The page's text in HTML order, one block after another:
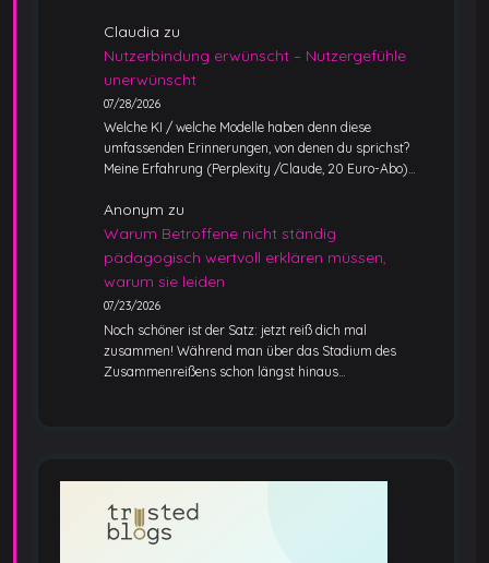
Claudia zu
Nutzerbindung erwünscht – Nutzergefühle
unerwünscht
07/28/2026
Welche KI / welche Modelle haben denn diese
umfassenden Erinnerungen, von denen du sprichst?
Meine Erfahrung (Perplexity /Claude, 20 Euro-Abo)…
Anonym zu
Warum Betroffene nicht ständig
pädagogisch wertvoll erklären müssen,
warum sie leiden
07/23/2026
Noch schöner ist der Satz: jetzt reiß dich mal
zusammen! Während man über das Stadium des
Zusammenreißens schon längst hinaus…